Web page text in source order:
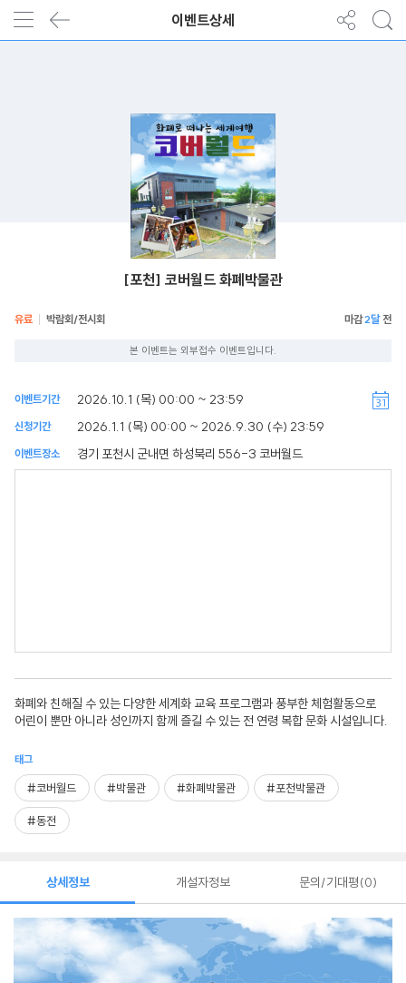
이벤트상세
[포천] 코버월드 화폐박물관
유료 박람회/전시회 2달
본 이벤트는 외부접수 이벤트입니다.
이벤트기간 2026.10.1 (목) 00:00 ~ 23:59
신청기간 2026.1.1 (목) 00:00 ~ 2026.9.30 (수) 23:59
이벤트장소 경기 포천시 군내면 하성북리 556-3 코버월드
화폐와 친해질 수 있는 다양한 세계화 교육 프로그램과 풍부한 체험활동으로
어린이 뿐만 아니라 성인까지 함께 즐길 수 있는 전 연령 복합 문화 시설입니다.
태그
#코버월드 #박물관 #화폐박물관 #포천박물관
#동전
상세정보 개설자정보 문의/기대평 0